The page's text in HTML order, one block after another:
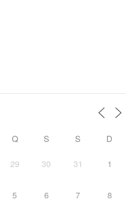
Q S S D
29 30 31 1
5 6 7 8